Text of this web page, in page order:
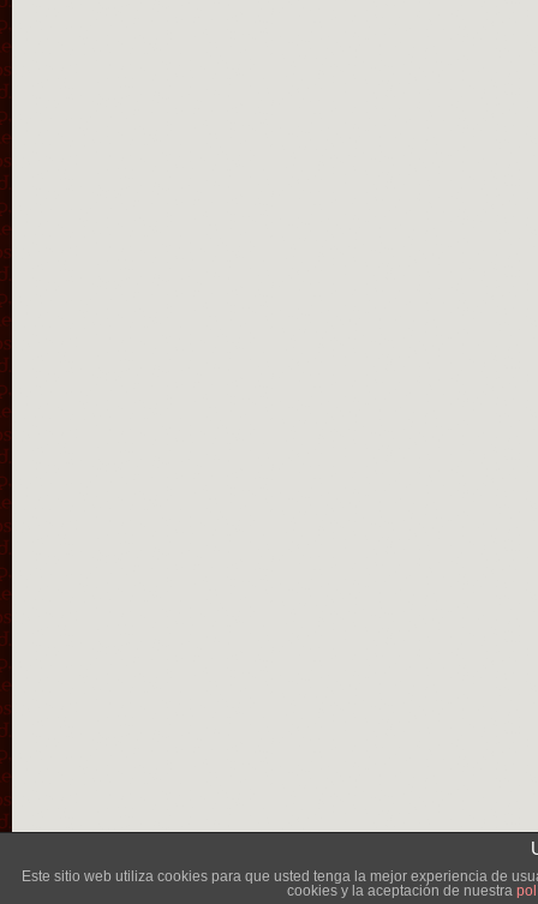
Este sitio web utiliza cookies para que usted tenga la mejor experiencia de
cookies y la aceptación de nuestra